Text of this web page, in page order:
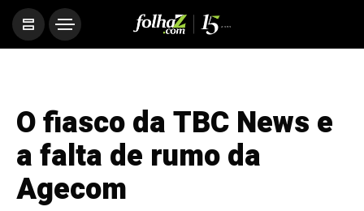
O fiasco da TBC News e
a falta de rumo da
Agecom